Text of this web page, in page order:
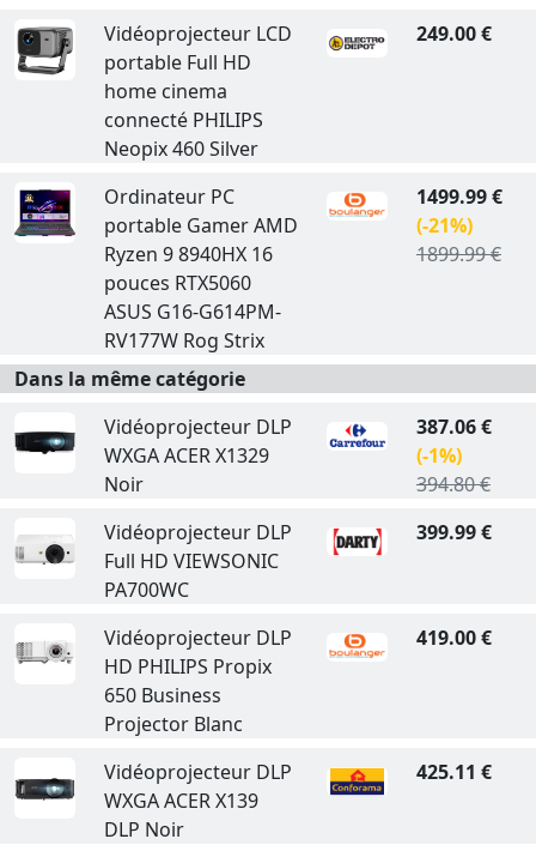
Vidéoprojecteur LCD
portable Full HD
home cinema
connecté PHILIPS
Neopix 460 Silver
249.00 €
Ordinateur PC
portable Gamer AMD
Ryzen 9 8940HX 16
pouces RTX5060
ASUS G16-G614PM-
RV177W Rog Strix
1499.99 €
(-21%)
1899.99 €
Dans la même catégorie
Vidéoprojecteur DLP
WXGA ACER X1329
Noir
387.06 €
(-1%)
394.80 €
Vidéoprojecteur DLP
Full HD VIEWSONIC
PA700WC
399.99 €
Vidéoprojecteur DLP
HD PHILIPS Propix
650 Business
Projector Blanc
419.00 €
Vidéoprojecteur DLP
WXGA ACER X139
DLP Noir
425.11 €